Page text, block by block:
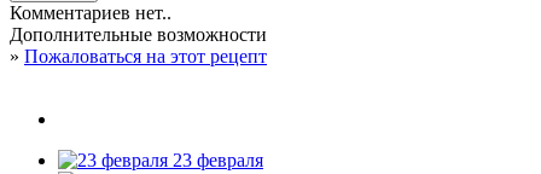
Комментариев нет..
Дополнительные возможности
» Пожаловаться на этот рецепт
23 февраля